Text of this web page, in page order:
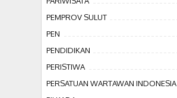
PEMPROV SULUT
PEN
PENDIDIKAN
PERISTIWA
PERSATUAN WARTAWAN INDONESIA